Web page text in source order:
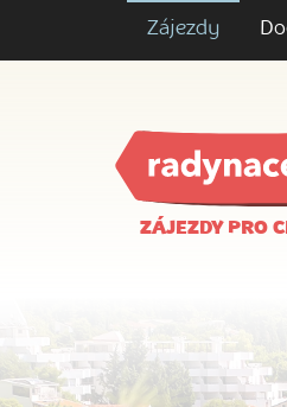
Zájezdy
ZÁJEZDY PRO